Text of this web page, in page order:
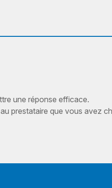
une réponse efficace.
prestataire que vous avez